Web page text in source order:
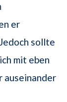
er
sollte
mit eben
auseinander